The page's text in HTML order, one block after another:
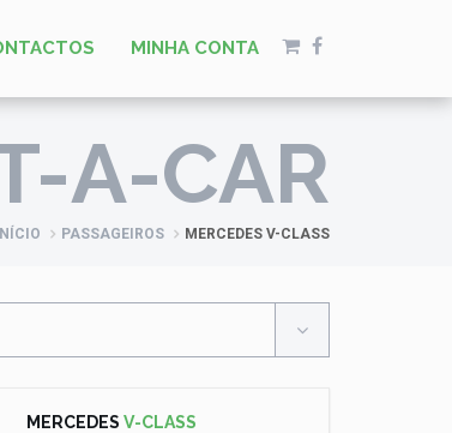
MINHA CONTA
A-CAR
INÍCIO PASSAGEIROS MERCEDES V-CLASS
MERCEDESV-CLASS